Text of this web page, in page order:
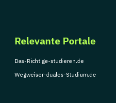
Relevante Portale
Das-Richtige-studieren.de
Wegweiser-duales-Studium.de